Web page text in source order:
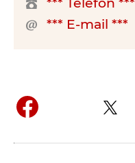
*** E-mail ***